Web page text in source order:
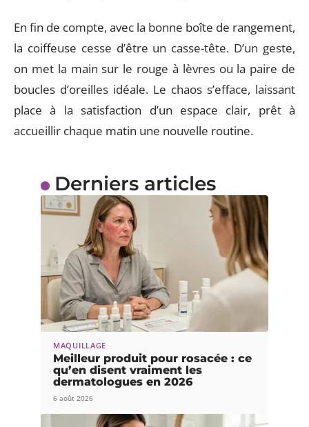
En fin de compte, avec la bonne boîte de rangement,
la coiffeuse cesse d’être un casse-tête. D’un geste,
on met la main sur le rouge à lèvres ou la paire de
boucles d’oreilles idéale. Le chaos s’efface, laissant
place à la satisfaction d’un espace clair, prêt à
accueillir chaque matin une nouvelle routine.
Derniers articles
MAQUILLAGE
Meilleur produit pour rosacée : ce
qu’en disent vraiment les
dermatologues en 2026
6 août 2026